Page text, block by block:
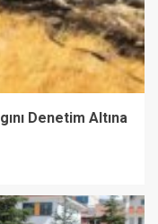
Denetim Altına